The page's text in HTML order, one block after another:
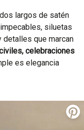
largos de satén
siluetas
que marcan
celebraciones
es elegancia